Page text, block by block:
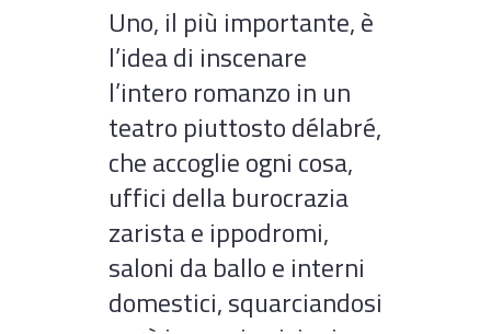
Uno, il più importante, è
l’idea di inscenare
l’intero romanzo in un
teatro piuttosto délabré,
che accoglie ogni cosa,
uffici della burocrazia
zarista e ippodromi,
saloni da ballo e interni
domestici, squarciandosi